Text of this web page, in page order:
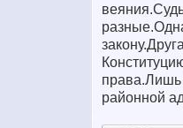
права.Лишь
районной